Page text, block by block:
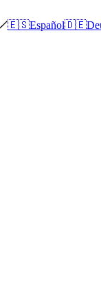
🇪🇸Español🇩🇪